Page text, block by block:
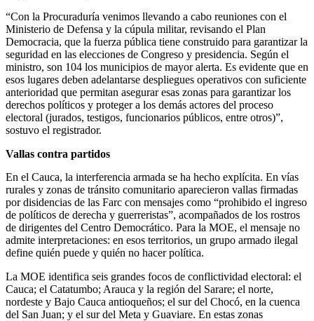
“Con la Procuraduría venimos llevando a cabo reuniones con el
Ministerio de Defensa y la cúpula militar, revisando el Plan
Democracia, que la fuerza pública tiene construido para garantizar la
seguridad en las elecciones de Congreso у presidencia. Según el
ministro, son 104 los municipios de mayor alerta. Es evidente que en
esos lugares deben adelantarse despliegues operativos con suficiente
anterioridad que permitan asegurar esas zonas para garantizar los
derechos políticos y proteger a los demás actores del proceso
electoral (jurados, testigos, funcionarios públicos, entre otros)”,
sostuvo el registrador.
Vallas contra partidos
En el Cauca, la interferencia armada se ha hecho explícita. En vías
rurales y zonas de tránsito comunitario aparecieron vallas firmadas
por disidencias de las Farc con mensajes como “prohibido el ingreso
de políticos de derecha y guerreristas”, acompañados de los rostros
de dirigentes del Centro Democrático. Para la MOE, el mensaje no
admite interpretaciones: en esos territorios, un grupo armado ilegal
define quién puede y quién no hacer política.
La MOE identifica seis grandes focos de conflictividad electoral: el
Cauca; el Catatumbo; Arauca y la región del Sarare; el norte,
nordeste y Bajo Cauca antioqueños; el sur del Chocó, en la cuenca
del San Juan; y el sur del Meta y Guaviare. En estas zonas